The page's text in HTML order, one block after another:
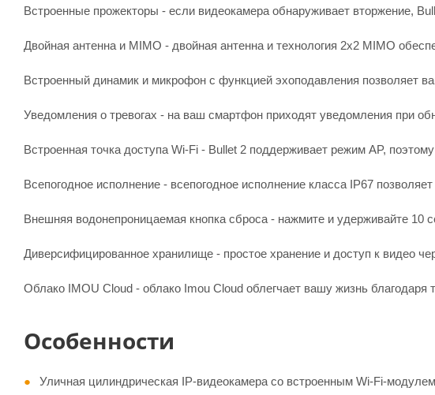
Встроенные прожекторы - если видеокамера обнаруживает вторжение,
Двойная антенна и MIMO - двойная антенна и технология 2x2 MIMO
Встроенный динамик и микрофон с функцией эхоподавления позволяет
Уведомления о тревогах - на ваш смартфон приходят уведомления при
Встроенная точка доступа Wi-Fi - Bullet 2 поддерживает режим AP,
Всепогодное исполнение - всепогодное исполнение класса IP67
Внешняя водонепроницаемая кнопка сброса - нажмите и удерживайте 10
Диверсифицированное хранилище - простое хранение и доступ к видео
Облако IMOU Cloud - облако Imou Cloud облегчает вашу жизнь
Особенности
Уличная цилиндрическая IP-видеокамера со встроенным Wi-Fi-